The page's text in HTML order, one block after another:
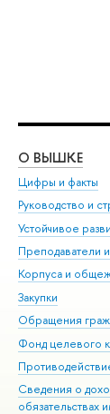
О ВЫШКЕ
Цифры и факты
Руководство и
Устойчивое
Преподаватели
Корпуса и
Закупки
Обращения
Фонд целевого
Сведения о
обязательствах